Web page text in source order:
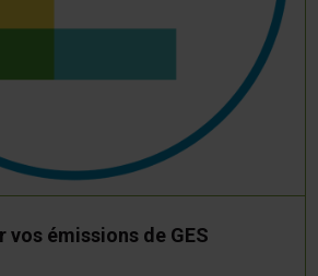
vos émissions de GES